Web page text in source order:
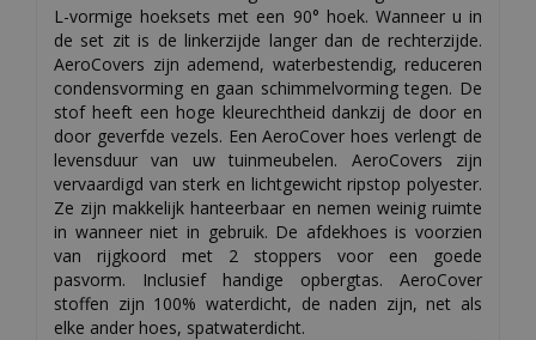
L-vormige hoeksets met een 90° hoek. Wanneer u in
de set zit is de linkerzijde langer dan de rechterzijde.
AeroCovers zijn ademend, waterbestendig, reduceren
condensvorming en gaan schimmelvorming tegen. De
stof heeft een hoge kleurechtheid dankzij de door en
door geverfde vezels. Een AeroCover hoes verlengt de
levensduur van uw tuinmeubelen. AeroCovers zijn
vervaardigd van sterk en lichtgewicht ripstop polyester.
Ze zijn makkelijk hanteerbaar en nemen weinig ruimte
in wanneer niet in gebruik. De afdekhoes is voorzien
van rijgkoord met 2 stoppers voor een goede
pasvorm. Inclusief handige opbergtas. AeroCover
stoffen zijn 100% waterdicht, de naden zijn, net als
elke ander hoes, spatwaterdicht.